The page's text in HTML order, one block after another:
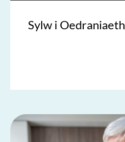
Sylw i Oedraniaeth